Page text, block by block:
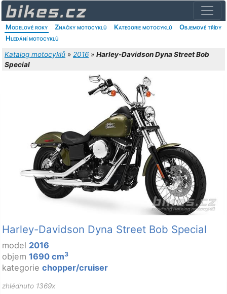
Modelové roky Značky motocyklů Kategorie motocyklů
Objemové třídy
Hledání motocyklů
Katalog motocyklů » 2016 » Harley-Davidson Dyna Street Bob
Special
Harley-Davidson Dyna Street Bob Special
model 2016
objem 1690 cm3
kategorie chopper/cruiser
zhlédnuto 1369x